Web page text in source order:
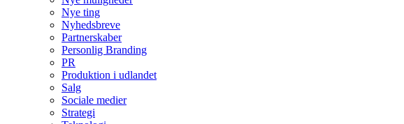
Nye ting
Nyhedsbreve
Partnerskaber
Personlig Branding
PR
Produktion i udlandet
Salg
Sociale medier
Strategi